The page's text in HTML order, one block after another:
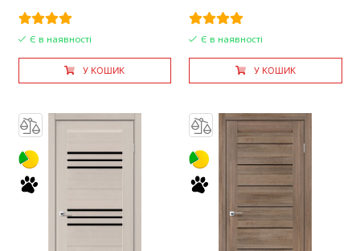
Є в наявності
У КОШИК
Є в наявності
У КОШИК